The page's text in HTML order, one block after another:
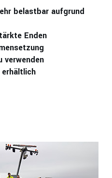
belastbar aufgrund
Enden
verwenden